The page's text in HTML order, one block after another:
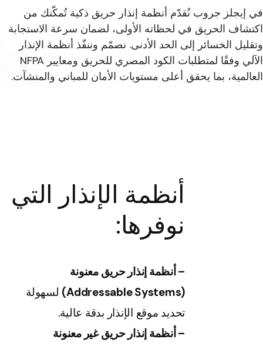
إيجلز جروب نُقدّم أنظمة إنذار حريق ذكية تُمكّنك من
الحريق في لحظاته الأولى، لضمان سرعة الاستجابة
الخسائر إلى الحد الأدنى. نصمّم وننفّذ أنظمة الإنذار
الآلي وفقًا لمتطلبات الكود المصري للحريق ومعايير NFPA
بما يحقق أعلى مستويات الأمان للمباني والمنشآت.
أنظمة الإنذار التي
نوفرها:
– أنظمة إنذار حريق معنونة
لسهولة
تحديد موقع الإنذار بدقة عالية.
– أنظمة إنذار حريق غير معنونة